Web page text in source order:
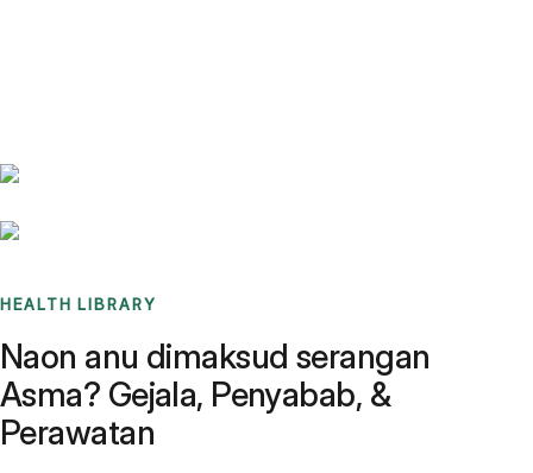
HEALTH LIBRARY
Naon anu dimaksud serangan
Asma? Gejala, Penyabab, &
Perawatan